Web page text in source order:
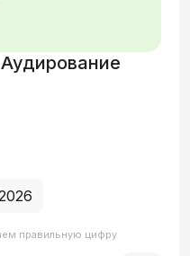
правильную цифру